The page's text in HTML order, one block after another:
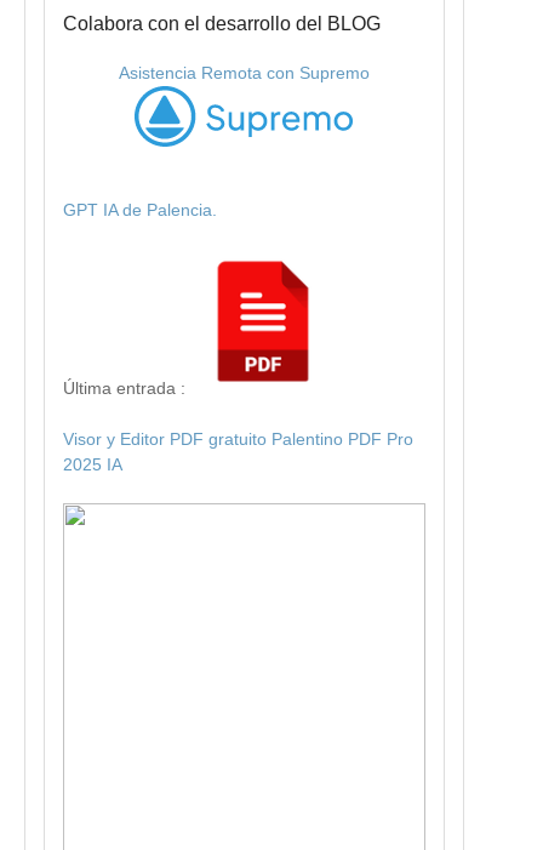
Colabora con el desarrollo del BLOG
Asistencia Remota con Supremo
GPT IA de Palencia.
Última entrada :
Visor y Editor PDF gratuito Palentino PDF Pro
2025 IA